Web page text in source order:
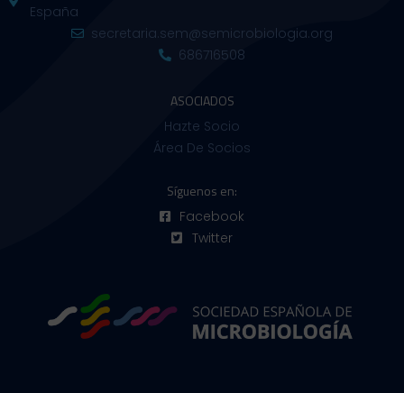
España
secretaria.sem@semicrobiologia.org
686716508
ASOCIADOS
Hazte Socio
Área De Socios
Síguenos en:
Facebook
Twitter